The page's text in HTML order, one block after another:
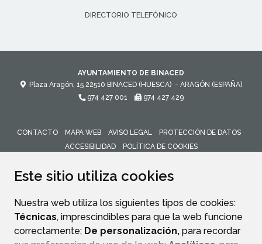
Este sitio utiliza cookies
Nuestra web utiliza los siguientes tipos de cookies:
Técnicas, imprescindibles para que la web funcione
correctamente; De personalización, para recordar
DIRECTORIO TELEFÓNICO
AYUNTAMIENTO DE BINACED
Plaza Aragón, 15 22510 BINACED (HUESCA) - ARAGÓN (ESPAÑA)
974 427 001
974 427 429
CONTACTO MAPA WEB AVISO LEGAL
PROTECCIÓN DE DATOS
ACCESIBILIDAD
POLÍTICA DE COOKIES